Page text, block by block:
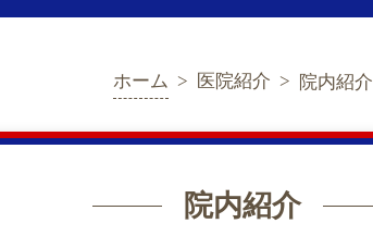
ホーム > 医院紹介 > 院内紹介
院内紹介